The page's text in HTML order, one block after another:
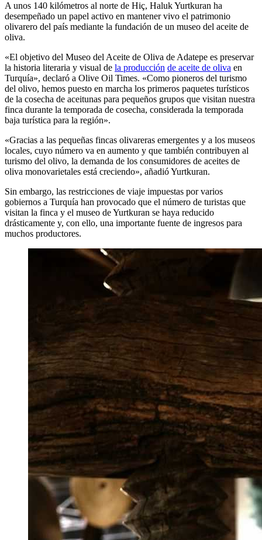
A unos 140 kilómetros al norte de Hiç, Haluk Yurtkuran ha
desempeñado un papel activo en mantener vivo el patrimonio
olivarero del país mediante la fundación de un museo del aceite de
oliva.
«El objetivo del Museo del Aceite de Oliva de Adatepe es preservar
la historia literaria y visual de la producción de aceite de oliva en
Turquía», declaró a Olive Oil Times. «Como pioneros del turismo
del olivo, hemos puesto en marcha los primeros paquetes turísticos
de la cosecha de aceitunas para pequeños grupos que visitan nuestra
finca durante la temporada de cosecha, considerada la temporada
baja turística para la región».
«Gracias a las pequeñas fincas olivareras emergentes y a los museos
locales, cuyo número va en aumento y que también contribuyen al
turismo del olivo, la demanda de los consumidores de aceites de
oliva monovarietales está creciendo», añadió Yurtkuran.
Sin embargo, las restricciones de viaje impuestas por varios
gobiernos a Turquía han provocado que el número de turistas que
visitan la finca y el museo de Yurtkuran se haya reducido
drásticamente y, con ello, una importante fuente de ingresos para
muchos productores.